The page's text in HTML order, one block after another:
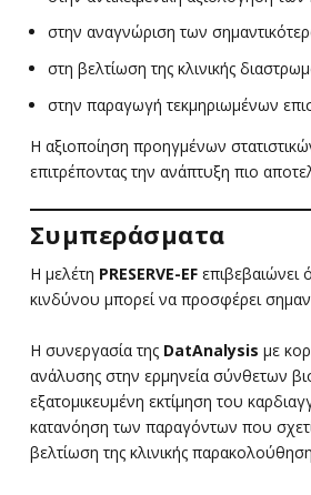
στην αναγνώριση των
στη βελτίωση της κλινικής
στην παραγωγή τεκμηριωμένων
Η αξιοποίηση προηγμένων
επιτρέποντας την ανάπτυξη πιο
Συμπεράσματα
Η μελέτη PRESERVE-EFεπιβεβαιώνει
κινδύνου μπορεί να προσφέρει
Η συνεργασία της DatAnalysis με
ανάλυσης στην ερμηνεία σύνθετων
εξατομικευμένη εκτίμηση του
κατανόηση των παραγόντων που
βελτίωση της κλινικής